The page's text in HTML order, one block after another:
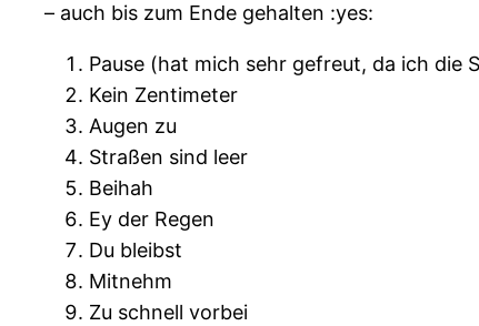
– auch bis zum Ende gehalten :yes:
Pause (hat mich sehr gefreut, da ich die
Kein Zentimeter
Augen zu
Straßen sind leer
Beihah
Ey der Regen
Du bleibst
Mitnehm
Zu schnell vorbei